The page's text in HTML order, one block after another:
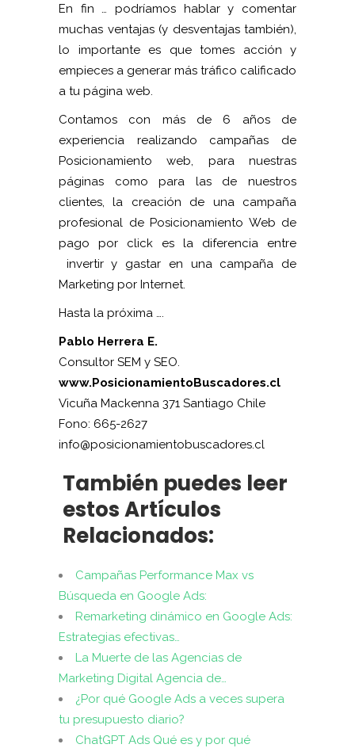
En fin … podríamos hablar y comentar
muchas ventajas (y desventajas también),
lo importante es que tomes acción y
empieces a generar más tráfico calificado
a tu página web.
Contamos con más de 6 años de
experiencia realizando campañas de
Posicionamiento web, para nuestras
páginas como para las de nuestros
clientes, la creación de una campaña
profesional de Posicionamiento Web de
pago por click es la diferencia entre
invertir y gastar en una campaña de
Marketing por Internet.
Hasta la próxima ….
Pablo Herrera E.
Consultor SEM y SEO.
www.PosicionamientoBuscadores.cl
Vicuña Mackenna 371 Santiago Chile
Fono: 665-2627
info@posicionamientobuscadores.cl
También puedes leer
estos Artículos
Relacionados:
Campañas Performance Max vs
Búsqueda en Google Ads:
Remarketing dinámico en Google Ads:
Estrategias efectivas…
La Muerte de las Agencias de
Marketing Digital Agencia de…
¿Por qué Google Ads a veces supera
tu presupuesto diario?
ChatGPT Ads Qué es y por qué